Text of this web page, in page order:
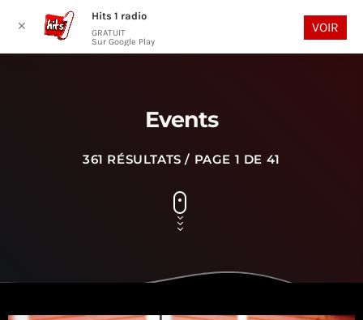
play_arrow
Events
361 RÉSULTATS / PAGE 1 DE 41
✕
Hits 1 radio
GRATUIT
Sur Google Play
VOIR